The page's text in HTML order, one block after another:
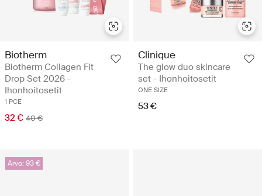
Biotherm
Biotherm Collagen Fit
Drop Set 2026 -
Ihonhoitosetit
1 PCE
32 € 40 €
Clinique
The glow duo skincare
set - Ihonhoitosetit
ONE SIZE
53 €
Arvo: 93 €